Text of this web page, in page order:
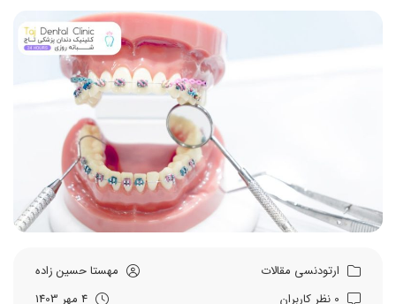
ارتودنسی مقالات
مهستا حسین زاده